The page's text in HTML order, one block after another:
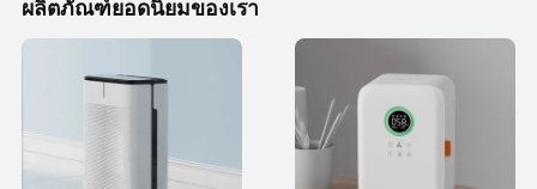
ผลิตภัณฑ์ยอดนิยมของเรา